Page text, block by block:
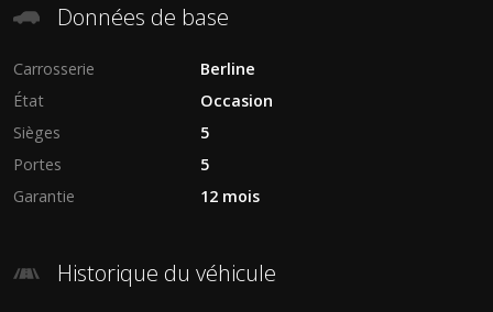
Données de base
Carrosserie
Berline
État
Occasion
Sièges
5
Portes
5
Garantie
12 mois
Historique du véhicule